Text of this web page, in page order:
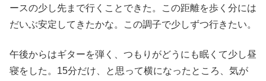
ースの少し先まで行くことできた。この距離を歩く分には
だいぶ安定してきたかな。この調子で少しずつ行きたい。
午後からはギターを弾く、つもりがどうにも眠くて少し昼
寝をした。15分だけ、と思って横になったところ、気が